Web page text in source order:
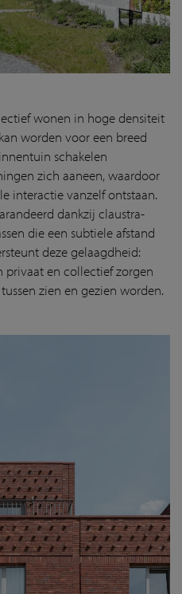
wonen in hoge densiteit
worden voor een breed
schakelen
zich aaneen, waardoor
interactie vanzelf ontstaan.
dankzij claustra-
die een subtiele afstand
deze gelaagdheid:
privaat en collectief zorgen
zien en gezien worden.